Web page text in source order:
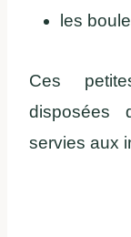
les
Ces
disposées
servies aux